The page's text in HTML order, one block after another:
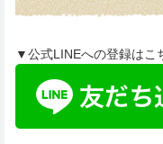
▼公式LINEへの登録はこ